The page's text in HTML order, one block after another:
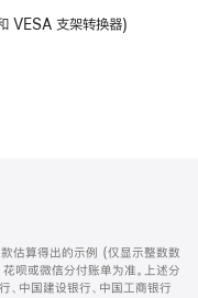
VESA 支架转换器)
估算得出的示例 (仅显示整数数
呗或微信分付账单为准。上述分
中国建设银行、中国工商银行